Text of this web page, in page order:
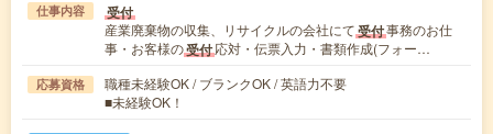
仕事内容 受付
産業廃棄物の収集、リサイクルの会社にて受付事務のお仕
事・お客様の受付応対・伝票入力・書類作成(フォー…
応募資格
職種未経験OK / ブランクOK / 英語力不要
■未経験OK！